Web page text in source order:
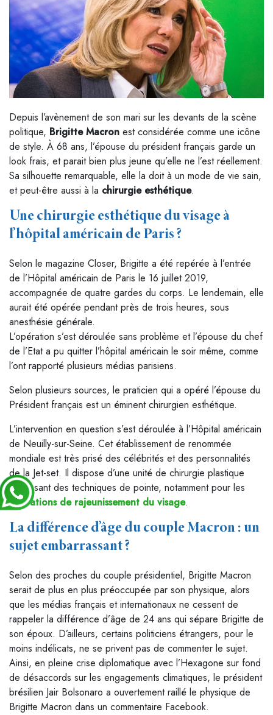
Depuis l’avènement de son mari sur les devants de la scène
politique, Brigitte Macron est considérée comme une icône
de style. À 68 ans, l’épouse du président français garde un
look frais, et parait bien plus jeune qu’elle ne l’est réellement.
Sa silhouette remarquable, elle la doit à un mode de vie sain,
et peut-être aussi à la chirurgie esthétique.
Une chirurgie esthétique du visage à
l’hôpital américain de Paris ?
Selon le magazine Closer, Brigitte a été repérée à l’entrée
de l’Hôpital américain de Paris le 16 juillet 2019,
accompagnée de quatre gardes du corps. Le lendemain, elle
aurait été opérée pendant près de trois heures, sous
anesthésie générale.
L’opération s’est déroulée sans problème et l’épouse du chef
de l’Etat a pu quitter l’hôpital américain le soir même, comme
l’ont rapporté plusieurs médias parisiens.
Selon plusieurs sources, le praticien qui a opéré l’épouse du
Président français est un éminent chirurgien esthétique.
L’intervention en question s’est déroulée à l’Hôpital américain
de Neuilly-sur-Seine. Cet établissement de renommée
mondiale est très prisé des célébrités et des personnalités
de la Jet-set. Il dispose d’une unité de chirurgie plastique
proposant des techniques de pointe, notamment pour les
opérations de rajeunissement du visage.
La différence d’âge du couple Macron : un
sujet embarrassant ?
Selon des proches du couple présidentiel, Brigitte Macron
serait de plus en plus préoccupée par son physique, alors
que les médias français et internationaux ne cessent de
rappeler la différence d’âge de 24 ans qui sépare Brigitte de
son époux. D’ailleurs, certains politiciens étrangers, pour le
moins indélicats, ne se privent pas de commenter le sujet.
Ainsi, en pleine crise diplomatique avec l’Hexagone sur fond
de désaccords sur les engagements climatiques, le président
brésilien Jair Bolsonaro a ouvertement raillé le physique de
Brigitte Macron dans un commentaire Facebook.